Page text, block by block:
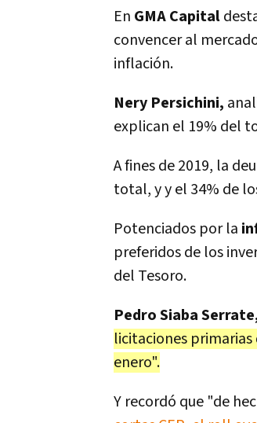
En GMA Capital
convencer al
inflación.
Nery Persichini,
explican el 19% del
A fines de 2019, la
total, y y el 34% de
Potenciados por la
preferidos de los
del Tesoro.
Pedro Siaba
licitaciones primarias
enero".
Y recordó que "de